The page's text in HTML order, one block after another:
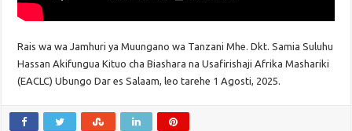
Rais wa wa Jamhuri ya Muungano wa Tanzani Mhe. Dkt. Samia Suluhu
Hassan Akifungua Kituo cha Biashara na Usafirishaji Afrika Mashariki
(EACLC) Ubungo Dar es Salaam, leo tarehe 1 Agosti, 2025.